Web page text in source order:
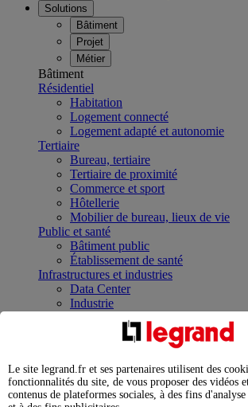
Solutions
Bâtiment
Projet
Métier
Bâtiment
Résidentiel
Habitation
Logement connecté
Logement adapté et autonomie
Tertiaire
Bureau, tertiaire
Tertiaire de proximité
Commerce et sport
Hôtellerie
Mobilier de bureau, lieux de vie
Public et santé
Bâtiment public
Établissement de santé
Infrastructures et industries
Data Center
Industrie
Infrastructures
Contrôler et planifier le
Répartir et optimiser son tableau
Legrand Data Center Solutions :
expertises au service de vos
Le site legrand.fr et ses partenaires utilisent des
fonctionnalités du site, de vous proposer des vidéos
contenus de plateformes sociales, à des fins